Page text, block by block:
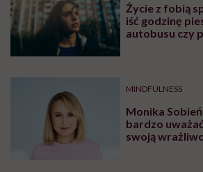
Życie z fobią
iść godzinę
autobusu czy
MINDFULNESS
Monika
bardzo
swoją